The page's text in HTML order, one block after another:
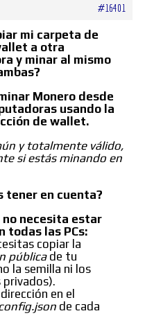
#16401
mi carpeta de
a otra
y minar al mismo
Monero desde
usando la
de wallet.
y totalmente válido,
si estás minando en
tener en cuenta?
necesita estar
todas las PCs:
copiar la
públicade tu
la semilla ni los
privados).
en el
de cada